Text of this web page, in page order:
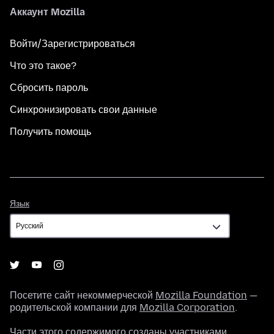
Аккаунт Mozilla
Войти/Зарегистрироваться
Что это такое?
Сбросить пароль
Синхронизировать свои данные
Получить помощь
Язык
Посетите сайт некоммерческой Mozilla Foundation —
родительской компании для Mozilla Corporation.